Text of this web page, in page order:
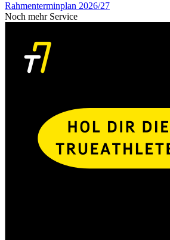
Rahmenterminplan 2026/27
Noch mehr Service